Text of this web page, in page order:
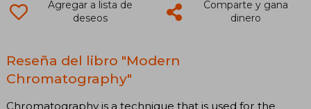
Agregar a lista de
deseos
Comparte y gana
dinero
Reseña del libro "Modern
Chromatography"
Chromatography is a technique that is used for the